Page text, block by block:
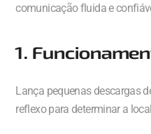
comunicação fluida e
1.
Lança pequenas descargas
reflexo para determinar a